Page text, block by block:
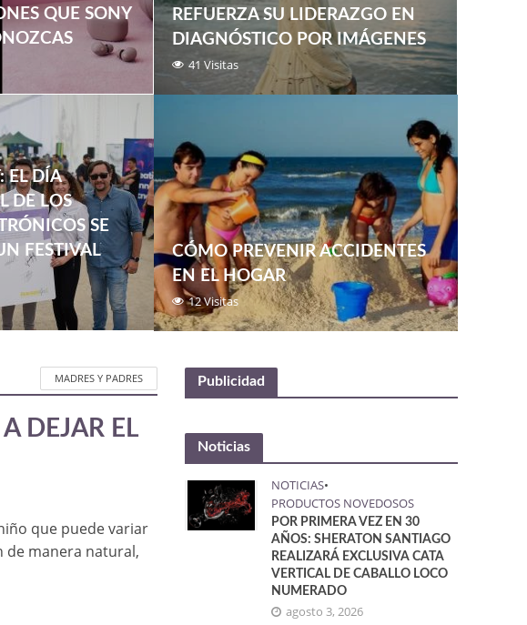
QUE SONY
REFUERZA SU LIDERAZGO EN
DIAGNÓSTICO POR IMÁGENES
41 Visitas
EL DÍA
DE LOS
SE
FESTIVAL
CÓMO PREVENIR ACCIDENTES
EN EL HOGAR
12 Visitas
MADRES Y PADRES
DEJAR EL
que puede variar
de manera natural,
Publicidad
Noticias
NOTICIAS•
PRODUCTOS NOVEDOSOS
POR PRIMERA VEZ EN 30
AÑOS: SHERATON SANTIAGO
REALIZARÁ EXCLUSIVA CATA
VERTICAL DE CABALLO LOCO
NUMERADO
agosto 3, 2026